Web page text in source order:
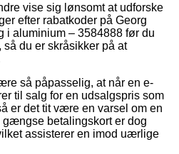
vise sig lønsomt at udforske
efter rabatkoder på Georg
i aluminium – 3584888 før du
du er skråsikker på at
så påpasselig, at når en e-
til salg for en udsalgspris som
er det tit være en varsel om en
betalingskort er dog
assisterer en imod uærlige